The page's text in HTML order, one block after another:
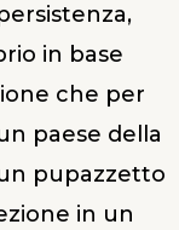
in base
che per
paese della
pupazzetto
in un